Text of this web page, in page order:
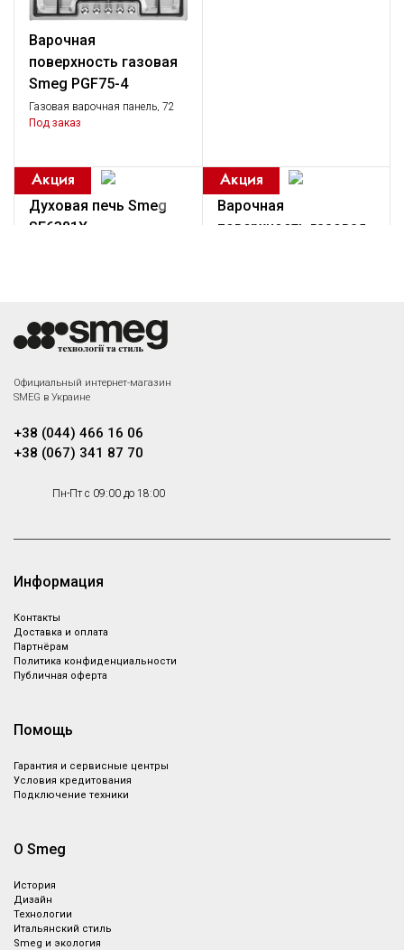
Варочная
поверхность газовая
Smeg PGF75-4
Газовая варочная панель, 72
см, нержавеющая сталь,
Под заказ
Духовая печь Smeg
SF6381X
Варочная
поверхность газовая
Чайник
электронным
KLF04CREU
Чайник электрический с
кремовый
Официальный интернет-магазин
SMEG в Украине
+38 (044) 466 16 06
+38 (067) 341 87 70
Пн-Пт с 09:00 до 18:00
Информация
Контакты
Доставка и оплата
Партнёрам
Политика конфиденциальности
Публичная оферта
Помощь
Гарантия и сервисные центры
Условия кредитования
Подключение техники
О Smeg
История
Дизайн
Технологии
Итальянский стиль
Smeg и экология